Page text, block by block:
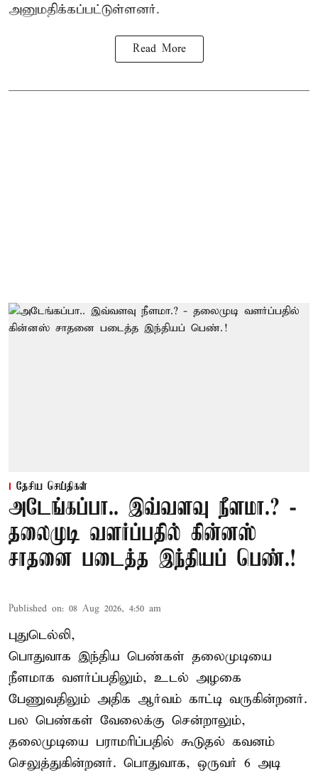
அனுமதிக்கப்பட்டுள்ளனர்.
Read More
தேசிய செய்திகள்
அடேங்கப்பா.. இவ்வளவு நீளமா.? -
தலைமுடி வளர்ப்பதில் கின்னஸ்
சாதனை படைத்த இந்தியப் பெண்.!
Published on: 08 Aug 2026, 4:50 am
புதுடெல்லி,
பொதுவாக இந்திய பெண்கள் தலைமுடியை
நீளமாக வளர்ப்பதிலும், உடல் அழகை
பேணுவதிலும் அதிக ஆர்வம் காட்டி வருகின்றனர்.
பல பெண்கள் வேலைக்கு சென்றாலும்,
தலைமுடியை பராமரிப்பதில் கூடுதல் கவனம்
செலுத்துகின்றனர். பொதுவாக, ஒருவர் 6 அடி